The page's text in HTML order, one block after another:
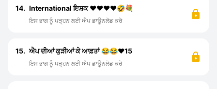
14. International ਇਸ਼ਕ ❤️❤️❤️❤️🤣💐
ਇਸ ਭਾਗ ਨੂੰ ਪੜ੍ਹਨ ਲਈ ਐਪ ਡਾਊਨਲੋਡ ਕਰੋ
15. ਐਪ ਦੀਆਂ ਕੁੜੀਆਂ ਕੇ ਆਫ਼ਤਾਂ 😂😂❤️15
ਇਸ ਭਾਗ ਨੂੰ ਪੜ੍ਹਨ ਲਈ ਐਪ ਡਾਊਨਲੋਡ ਕਰੋ